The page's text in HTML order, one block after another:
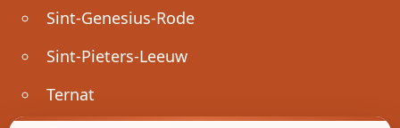
Sint-Genesius-Rode
Sint-Pieters-Leeuw
Ternat